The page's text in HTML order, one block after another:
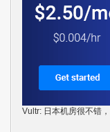
Vultr: 日本机房很不错，